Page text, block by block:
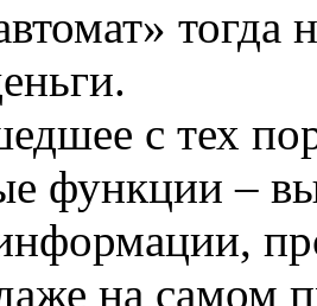
тогда
с тех
функции –
на самом